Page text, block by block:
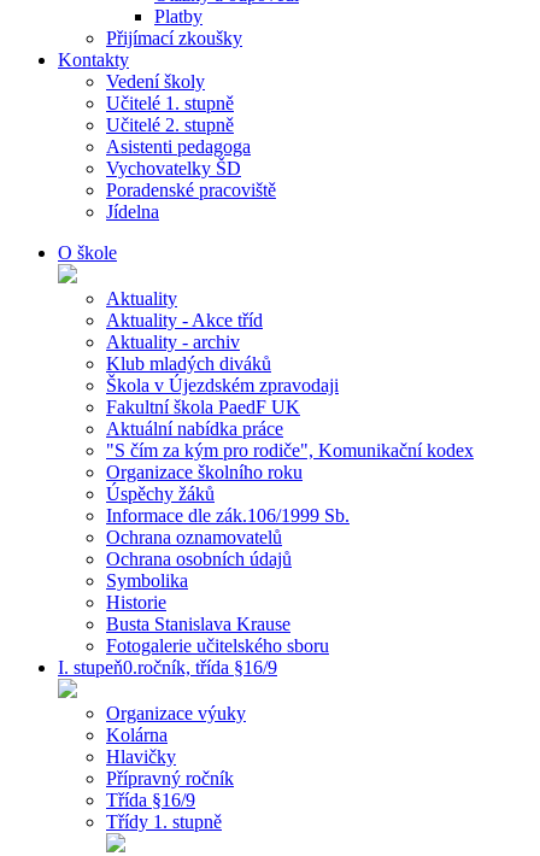
Platby
Přijímací zkoušky
Kontakty
Vedení školy
Učitelé 1. stupně
Učitelé 2. stupně
Asistenti pedagoga
Vychovatelky ŠD
Poradenské pracoviště
Jídelna
O škole
Aktuality
Aktuality - Akce tříd
Aktuality - archiv
Klub mladých diváků
Škola v Újezdském zpravodaji
Fakultní škola PaedF UK
Aktuální nabídka práce
"S čím za kým pro rodiče", Komunikační kodex
Organizace školního roku
Úspěchy žáků
Informace dle zák.106/1999 Sb.
Ochrana oznamovatelů
Ochrana osobních údajů
Symbolika
Historie
Busta Stanislava Krause
Fotogalerie učitelského sboru
I. stupeň0.ročník, třída §16/9
Organizace výuky
Kolárna
Hlavičky
Přípravný ročník
Třída §16/9
Třídy 1. stupně